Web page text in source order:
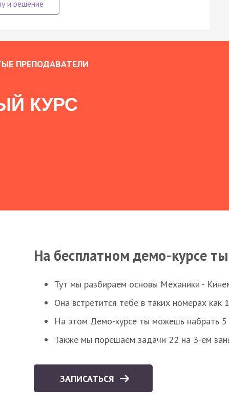
ПРЕПОДАВАТЕЛИ
КУРС
На бесплатном демо-курсе
Тут мы разбираем основы Механики -
Она встретится тебе в таких номерах как
На этом Демо-курсе ты можешь набрать 5
Также мы порешаем задачи 22 на 3-ем
ЗАПИСАТЬСЯ